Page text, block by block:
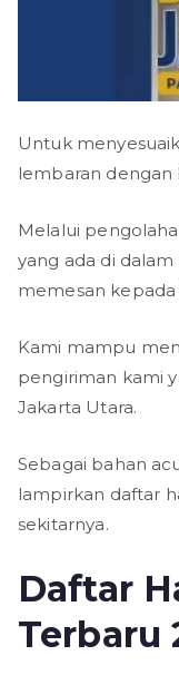
Untuk
lembaran dengan
Melalui
yang ada di
memesan kepada
Kami mampu
pengiriman kami
Jakarta Utara.
Sebagai bahan
lampirkan daftar
sekitarnya.
Daftar
Terbaru